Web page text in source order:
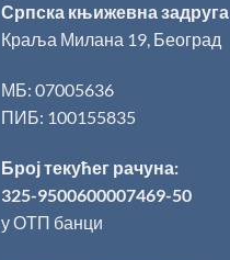
Српска књижевна задруга
Краља Милана 19, Београд
МБ: 07005636
ПИБ: 100155835
Број текућег рачуна:
325-9500600007469-50
у ОТП банци